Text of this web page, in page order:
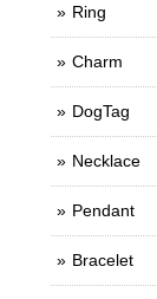
Ring
Charm
DogTag
Necklace
Pendant
Bracelet